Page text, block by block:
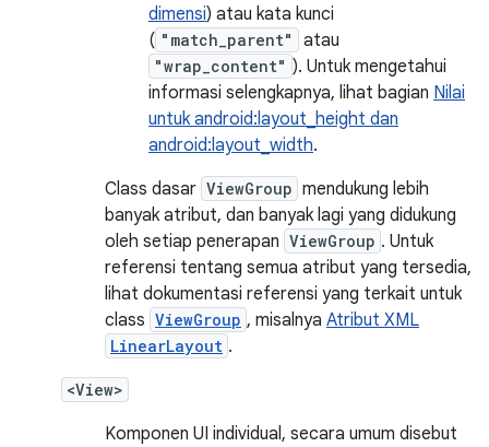
dimensi) atau kata kunci
( "match_parent" atau
"wrap_content" ). Untuk mengetahui
informasi selengkapnya, lihat bagian Nilai
untuk android:layout_height dan
android:layout_width.
Class dasar ViewGroup mendukung lebih
banyak atribut, dan banyak lagi yang didukung
oleh setiap penerapan ViewGroup . Untuk
referensi tentang semua atribut yang tersedia,
lihat dokumentasi referensi yang terkait untuk
class ViewGroup , misalnya Atribut XML
LinearLayout .
<View>
Komponen UI individual, secara umum disebut